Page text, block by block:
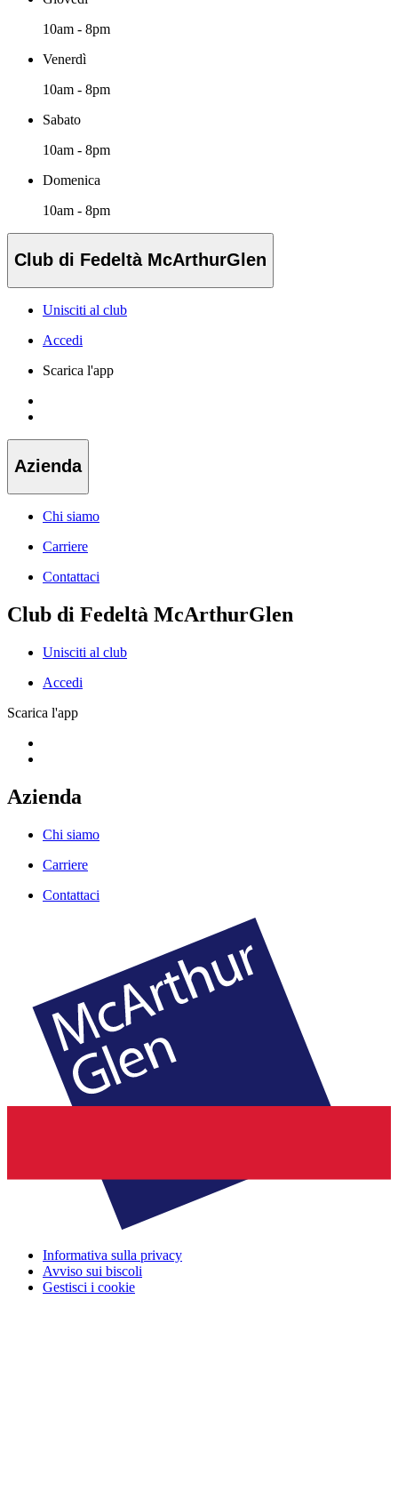
10am - 8pm
Venerdì
10am - 8pm
Sabato
10am - 8pm
Domenica
10am - 8pm
Club di Fedeltà McArthurGlen
Unisciti al club
Accedi
Scarica l'app
Azienda
Chi siamo
Carriere
Contattaci
Club di Fedeltà McArthurGlen
Unisciti al club
Accedi
Scarica l'app
Azienda
Chi siamo
Carriere
Contattaci
Informativa sulla privacy
Avviso sui biscoli
Gestisci i cookie